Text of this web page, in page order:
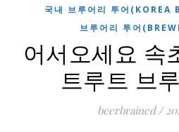
국내 브루어리 투어(KOREA
브루어리 투어
어서오세요 속
트루트 브
beerbrained /